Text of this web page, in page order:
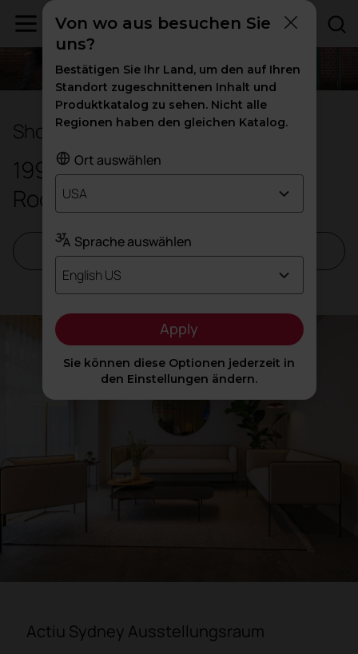
Showroom Sydney
199 Gloucester Street, The
Rocks NSW 2000, Sydney
Termin vereinbaren
Actiu Sydney Ausstellungsraum
Von wo aus besuchen Sie
uns?
Bestätigen Sie Ihr Land, um den auf Ihren
Standort zugeschnittenen Inhalt und
Produktkatalog zu sehen. Nicht alle
Regionen haben den gleichen Katalog.
Ort auswählen
USA
Sprache auswählen
English US
Apply
Sie können diese Optionen jederzeit in
den Einstellungen ändern.